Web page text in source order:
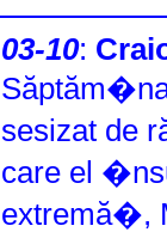
03-10:
sesizat de
care el
extremă�,